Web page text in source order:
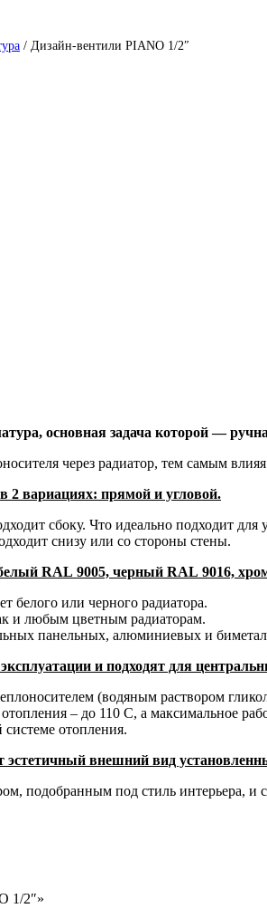
/ Дизайн-вентили PIANO 1/2″
основная задача которой —
через радиатор, тем самым
2 вариациях: прямой и угловой.
сбоку. Что идеально подходит
снизу или со стороны стены.
RAL 9005, черный RAL 9016,
белого или черного радиатора.
и любым цветным радиаторам.
панельных, алюминиевых и
и подходят для
(водяным раствором
– до 110 С, а максимальное
отопления.
эстетичный внешний вид
подобранным под стиль интерьера,
1/2″»